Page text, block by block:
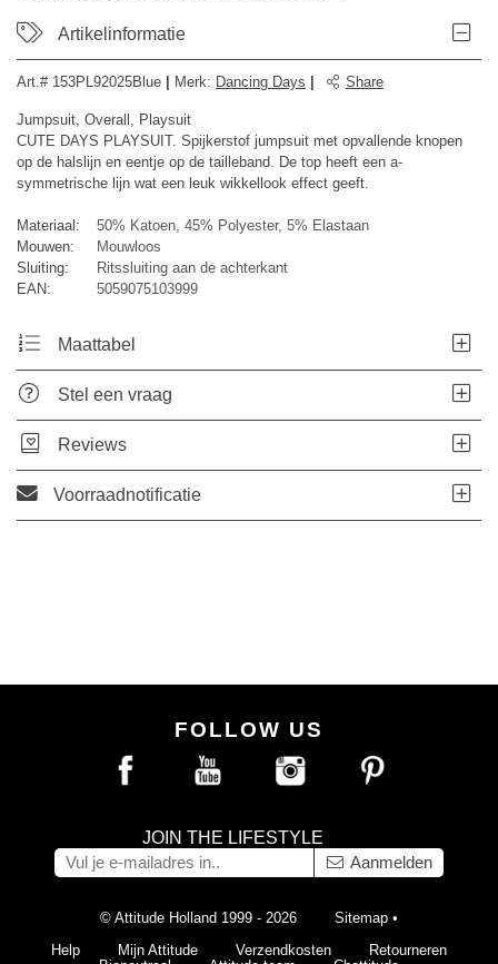
Artikelinformatie
Art.# 153PL92025Blue Merk: Dancing Days Share
Jumpsuit, Overall, Playsuit
CUTE DAYS PLAYSUIT. Spijkerstof jumpsuit met opvallende knopen
op de halslijn en eentje op de tailleband. De top heeft een a-
symmetrische lijn wat een leuk wikkellook effect geeft.
Materiaal:
50% Katoen, 45% Polyester, 5% Elastaan
Mouwen:
Mouwloos
Sluiting:
Ritssluiting aan de achterkant
EAN:
5059075103999
Maattabel
Stel een vraag
Reviews
Voorraadnotificatie
FOLLOW US
JOIN THE LIFESTYLE
Aanmelden
© Attitude Holland 1999 - 2026 Sitemap •
Help
Mijn Attitude Verzendkosten
Retourneren